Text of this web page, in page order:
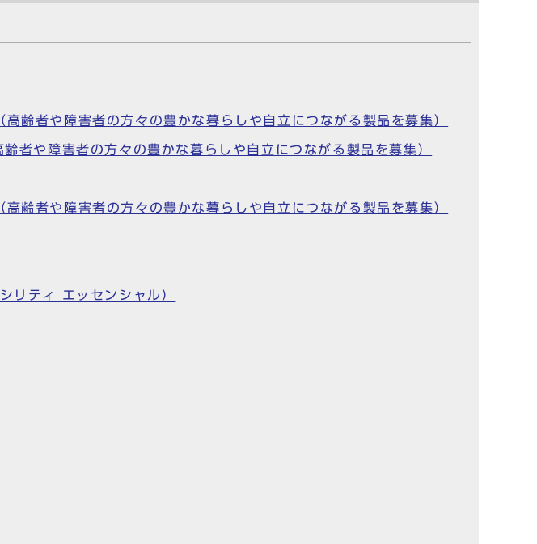
齢者や障害者の方々の豊かな暮らしや自立につながる製品を募集）
や障害者の方々の豊かな暮らしや自立につながる製品を募集）
齢者や障害者の方々の豊かな暮らしや自立につながる製品を募集）
ティ エッセンシャル）